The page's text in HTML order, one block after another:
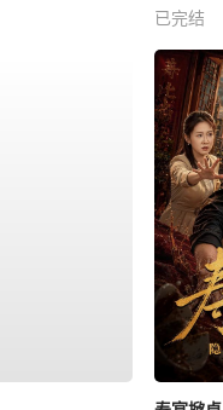
已完结